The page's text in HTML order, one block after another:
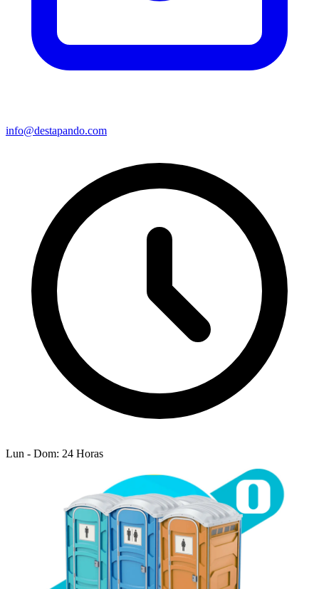
info@destapando.com
Lun - Dom: 24 Horas